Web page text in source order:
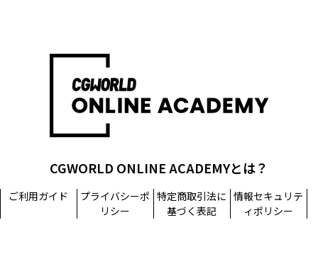
CGWORLD ONLINE ACADEMYとは？
ご利用ガイド
プライバシーポ
リシー
特定商取引法に
基づく表記
情報セキュリテ
ィポリシー